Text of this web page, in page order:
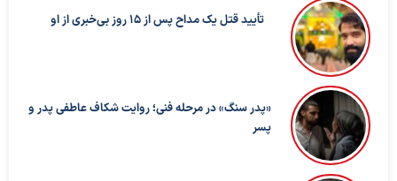
تأیید قتل یک مداح پس از ۱۵ روز بی‌خبری از او
«پدر سنگ» در مرحله فنی؛ روایت شکاف عاطفی پدر و
پسر